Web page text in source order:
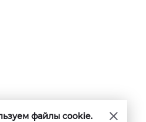
файлы cookie.